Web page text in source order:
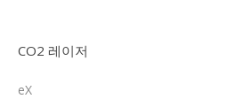
CO2 레이저
eX